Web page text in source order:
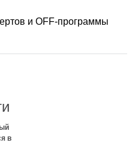
и OFF-программы
в